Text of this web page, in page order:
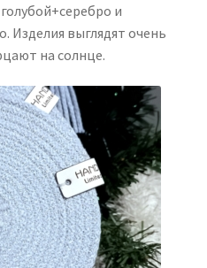
и
Изделия выглядят очень
на солнце.